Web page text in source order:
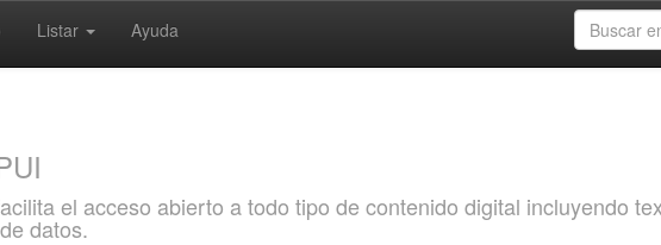
Listar Ayuda
el acceso abierto a todo tipo de contenido digital incluyendo
datos.